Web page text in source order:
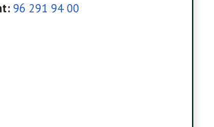
:96 291 94 00